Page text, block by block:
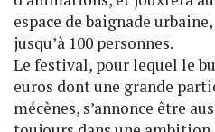
espace de baignade
jusqu’à 100 personnes.
Le festival, pour lequel le
euros dont une grande
mécènes, s’annonce être